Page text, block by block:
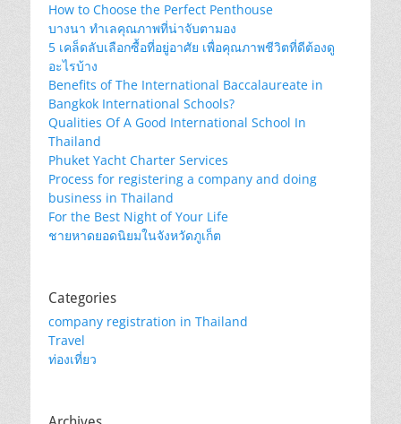
How to Choose the Perfect Penthouse
บางนา ทำเลคุณภาพที่น่าจับตามอง
5 เคล็ดลับเลือกซื้อที่อยู่อาศัย เพื่อคุณภาพชีวิตที่ดีต้องดู
อะไรบ้าง
Benefits of The International Baccalaureate in
Bangkok International Schools?
Qualities Of A Good International School In
Thailand
Phuket Yacht Charter Services
Process for registering a company and doing
business in Thailand
For the Best Night of Your Life
ชายหาดยอดนิยมในจังหวัดภูเก็ต
Categories
company registration in Thailand
Travel
ท่องเที่ยว